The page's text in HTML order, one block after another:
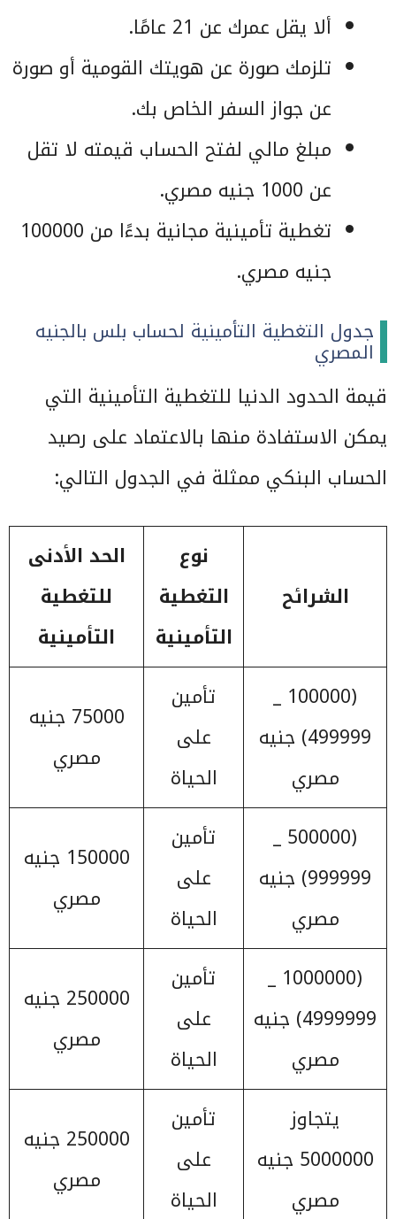
ألا يقل عمرك عن 21 عامًا.
تلزمك صورة عن هويتك القومية أو صورة
عن جواز السفر الخاص بك.
مبلغ مالي لفتح الحساب قيمته لا تقل
عن 1000 جنيه مصري.
تغطية تأمينية مجانية بدءًا من 100000
جنيه مصري.
جدول التغطية التأمينية لحساب بلس بالجنيه
المصري
قيمة الحدود الدنيا للتغطية التأمينية التي
يمكن الاستفادة منها بالاعتماد على رصيد
الحساب البنكي ممثلة في الجدول التالي:
الشرائح
نوع
التغطية
التأمينية
الحد الأدنى
للتغطية
التأمينية
(100000 _
499999) جنيه
مصري
تأمين
على
الحياة
75000 جنيه
مصري
(500000 _
999999) جنيه
مصري
تأمين
على
الحياة
150000 جنيه
مصري
(1000000 _
4999999) جنيه
مصري
تأمين
على
الحياة
250000 جنيه
مصري
يتجاوز
5000000 جنيه
مصري
تأمين
على
الحياة
250000 جنيه
مصري